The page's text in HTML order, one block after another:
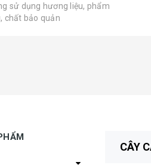
sử dụng hương liệu, phẩm
chất bảo quản
CÂY